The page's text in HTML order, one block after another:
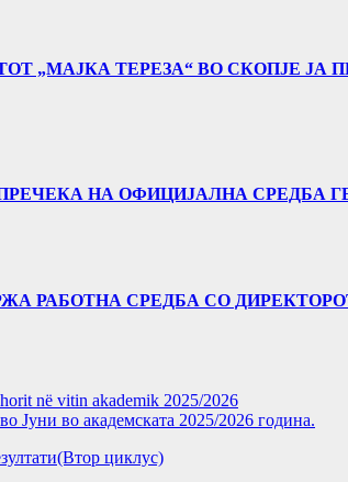
„МАЈКА ТЕРЕЗА“ ВО СКОПЈЕ
НА ОФИЦИЈАЛНА СРЕДБА
РАБОТНА СРЕДБА СО
në vitin akademik 2025/2026
во академската 2025/2026 година.
циклус)